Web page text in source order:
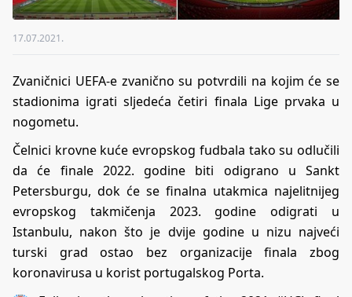
17.07.2021.
Zvaničnici UEFA-e zvanično su potvrdili na kojim će se
stadionima igrati sljedeća četiri finala Lige prvaka u
nogometu.
Čelnici krovne kuće evropskog fudbala tako su odlučili
da će finale 2022. godine biti odigrano u Sankt
Petersburgu, dok će se finalna utakmica najelitnijeg
evropskog takmičenja 2023. godine odigrati u
Istanbulu, nakon što je dvije godine u nizu najveći
turski grad ostao bez organizacije finala zbog
koronavirusa u korist portugalskog Porta.